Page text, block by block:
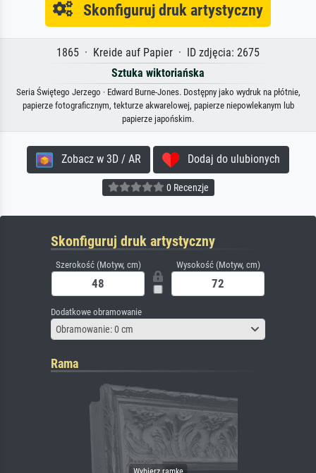
Skonfiguruj druk artystyczny
1865 · Kreide auf Papier · ID zdjęcia: 2675
Sztuka wiktoriańska
Seria Świętego Jerzego · Edward Burne-Jones. Dostępny jako wydruk na płótnie,
papierze fotograficznym, tekturze akwarelowej, papierze niepowlekanym lub
papierze japońskim.
Zobacz w 3D / AR Dodaj do ulubionych
0 Recenzje
Skonfiguruj druk artystyczny
Szerokość (Motyw, cm) Wysokość (Motyw, cm)
Dodatkowe obramowanie
Obramowanie: 0 cm
Rama